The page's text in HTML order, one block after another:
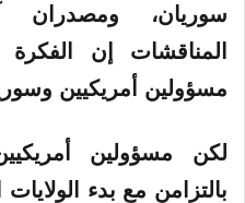
سوريان،
المناقشات إن
مسؤولين أمريكيين
لكن مسؤولين
بالتزامن مع بدء